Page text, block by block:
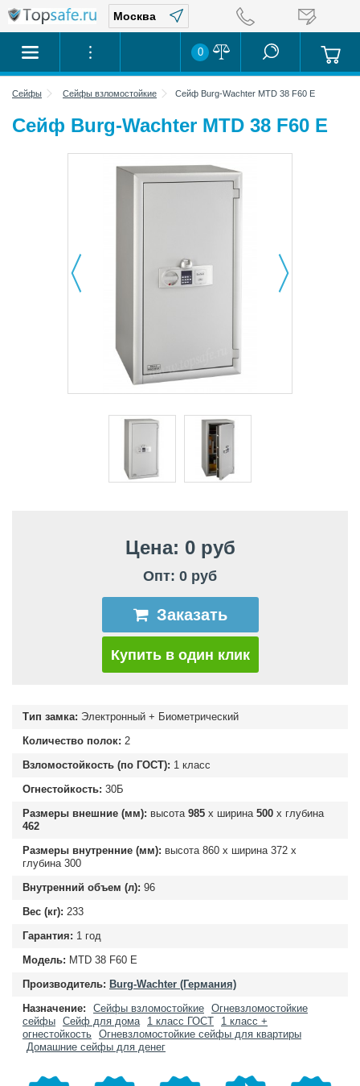
0
Сейфы Сейфы взломостойкие Сейф Burg-Wachter MTD 38 F60 E
Сейф Burg-Wachter MTD 38 F60 E
Цена: 0 руб
Опт: 0 руб
Заказать
Купить в один клик
Тип замка: Электронный + Биометрический
Количество полок: 2
Взломостойкость (по ГОСТ): 1 класс
Огнестойкость: 30Б
Размеры внешние (мм): высота 985 х ширина 500 х глубина
462
Размеры внутренние (мм): высота 860 х ширина 372 х
глубина 300
Внутренний объем (л): 96
Вес (кг): 233
Гарантия: 1 год
Модель: MTD 38 F60 E
Производитель: Burg-Wachter (Германия)
Назначение:
Сейфы взломостойкие Огневзломостойкие
сейфы Сейф для дома 1 класс ГОСТ
1 класс +
огнестойкость Огневзломостойкие сейфы для квартиры
Домашние сейфы для денег